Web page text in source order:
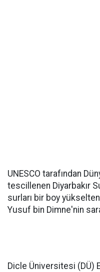
UNESCO tarafından
tescillenen Diyarbakır
surları bir boy
Yusuf bin Dimne'nin
Dicle Üniversitesi (DÜ)